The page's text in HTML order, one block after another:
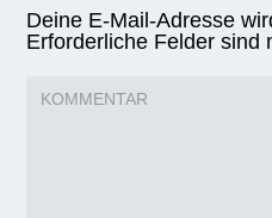
Deine E-Mail-Adresse
Erforderliche Felder sind